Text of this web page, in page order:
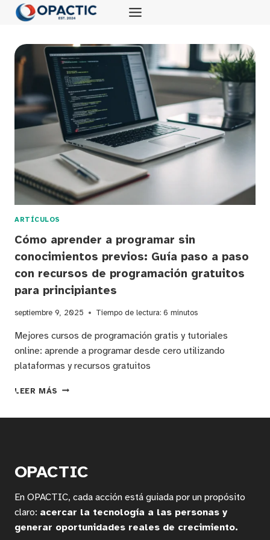
Saltar
ARTÍCULOS
Cómo aprender a programar sin
conocimientos previos: Guía paso a paso
con recursos de programación gratuitos
para principiantes
septiembre 9, 2025 Tiempo de lectura: 6 minutos
Mejores cursos de programación gratis y tutoriales
online: aprende a programar desde cero utilizando
plataformas y recursos gratuitos
LEER MÁS CÓMO
GUÍA
A
PASO
RECURSOS
OPACTIC
En OPACTIC, cada acción está guiada por un propósito
claro: acercar la tecnología a las personas y
generar oportunidades reales de crecimiento.